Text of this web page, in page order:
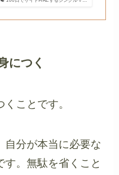
につく
ことです。
自分が本当に必要な
す。無駄を省くこと